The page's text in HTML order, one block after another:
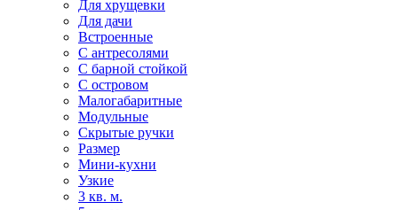
Для хрущевки
Для дачи
Встроенные
С антресолями
С барной стойкой
С островом
Малогабаритные
Модульные
Скрытые ручки
Размер
Мини-кухни
Узкие
3 кв. м.